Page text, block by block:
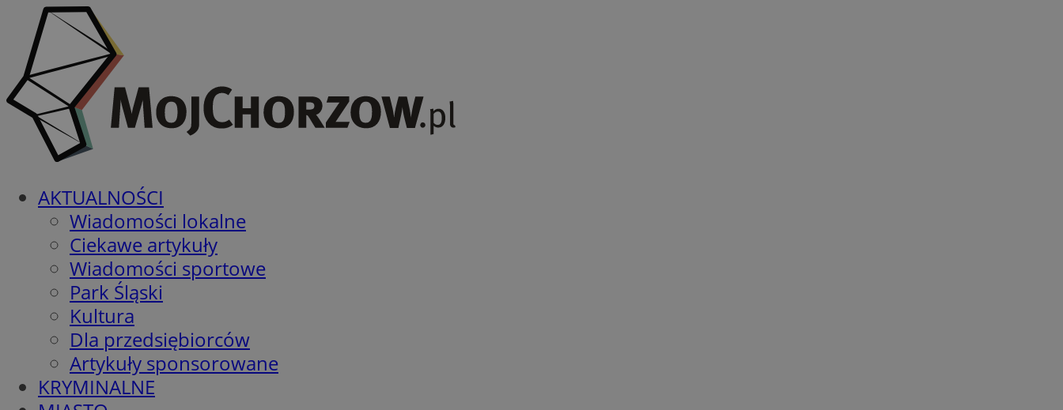
AKTUALNOŚCI
Wiadomości lokalne
Ciekawe artykuły
Wiadomości sportowe
Park Śląski
Kultura
Dla przedsiębiorców
Artykuły sponsorowane
KRYMINALNE